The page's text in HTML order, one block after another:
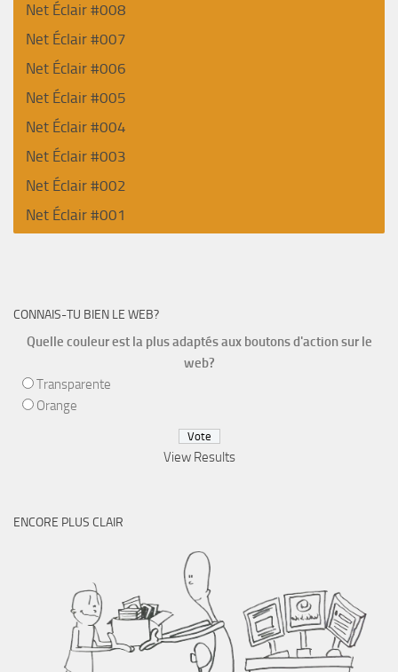
Net Éclair #008
Net Éclair #007
Net Éclair #006
Net Éclair #005
Net Éclair #004
Net Éclair #003
Net Éclair #002
Net Éclair #001
CONNAIS-TU BIEN LE WEB?
Quelle couleur est la plus adaptés aux boutons d'action sur le
web?
Transparente
Orange
View Results
ENCORE PLUS CLAIR